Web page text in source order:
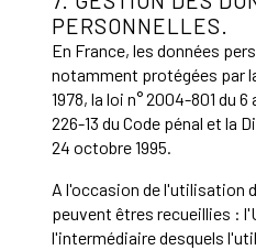
PERSONNELLES.
En France, les données
notamment protégées par
1978, la loi n° 2004-801 du
226-13 du Code pénal et la
24 octobre 1995.
A l'occasion de l'utilisation
peuvent êtres recueillies :
l'intermédiaire desquels